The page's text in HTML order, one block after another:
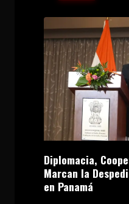
Diplomacia,
Marcan la
en Panamá